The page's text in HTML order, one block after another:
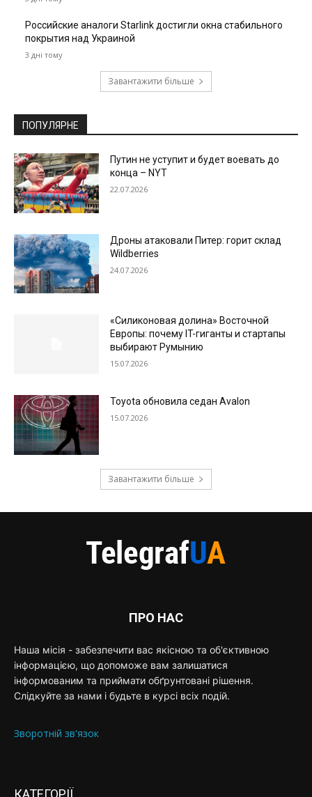
Российские аналоги Starlink достигли окна стабильного
покрытия над Украиной
3 дні тому
Завантажити більше
ПОПУЛЯРНЕ
Путин не уступит и будет воевать до
конца – NYT
22.07.2026
Дроны атаковали Питер: горит склад
Wildberries
24.07.2026
«Силиконовая долина» Восточной
Европы: почему IT-гиганты и стартапы
выбирают Румынию
15.07.2026
Toyota обновила седан Avalon
15.07.2026
Завантажити більше
ПРО НАС
Наша місія - забезпечити вас якісною та об'єктивною
інформацією, що допоможе вам залишатися
інформованим та приймати обґрунтовані рішення.
Слідкуйте за нами і будьте в курсі всіх подій.
Зворотній зв'язок
КАТЕГОРІЇ